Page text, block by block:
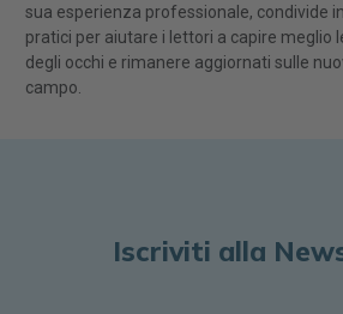
sua esperienza professionale, condivide
pratici per aiutare i lettori a capire meglio
degli occhi e rimanere aggiornati sulle
campo.
Iscriviti alla